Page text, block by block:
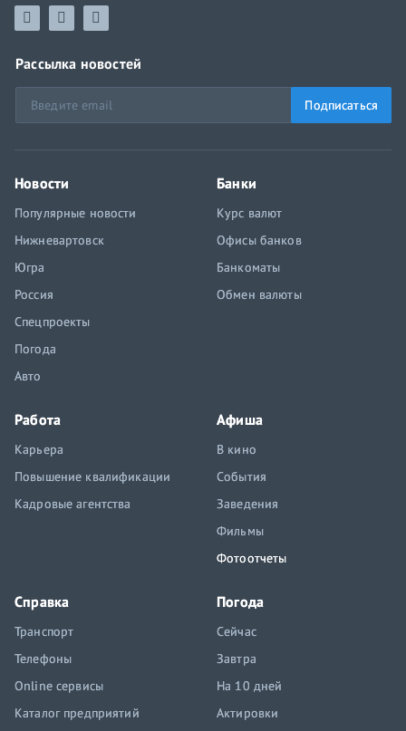
Рассылка новостей
Подписаться
Новости
Популярные новости
Нижневартовск
Югра
Россия
Спецпроекты
Погода
Авто
Банки
Курс валют
Офисы банков
Банкоматы
Обмен валюты
Работа
Карьера
Повышение квалификации
Кадровые агентства
Афиша
В кино
События
Заведения
Фильмы
Фотоотчеты
Справка
Транспорт
Телефоны
Online сервисы
Каталог предприятий
Погода
Сейчас
Завтра
На 10 дней
Актировки